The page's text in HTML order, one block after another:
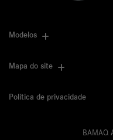
Modelos
Mapa do site
Política de privacidade
BAMAQ